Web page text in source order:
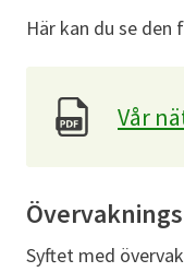
Här kan du se
Vår
Syftet med